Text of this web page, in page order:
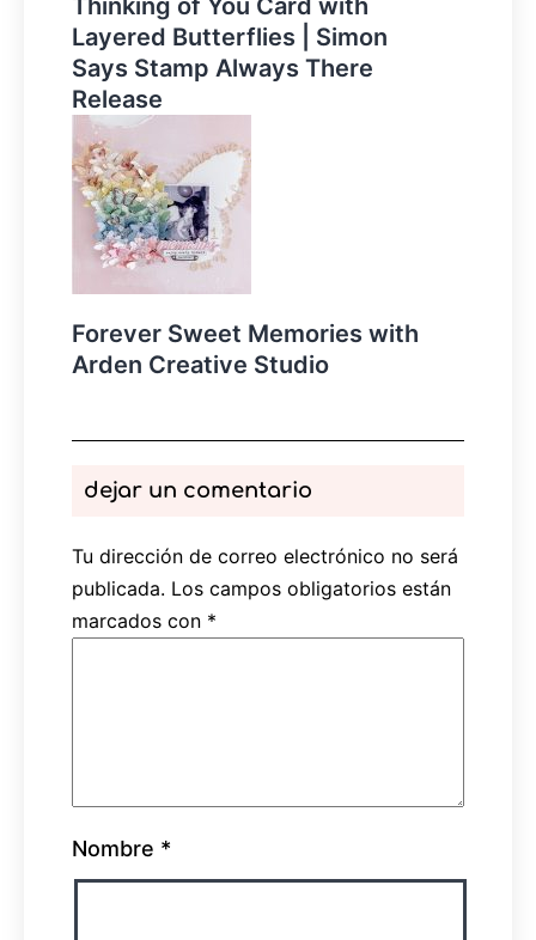
Layered Butterflies | Simon
Says Stamp Always There
Release
Forever Sweet Memories with
Arden Creative Studio
dejar un comentario
Tu dirección de correo electrónico no será
publicada. Los campos obligatorios están
marcados con *
Nombre *